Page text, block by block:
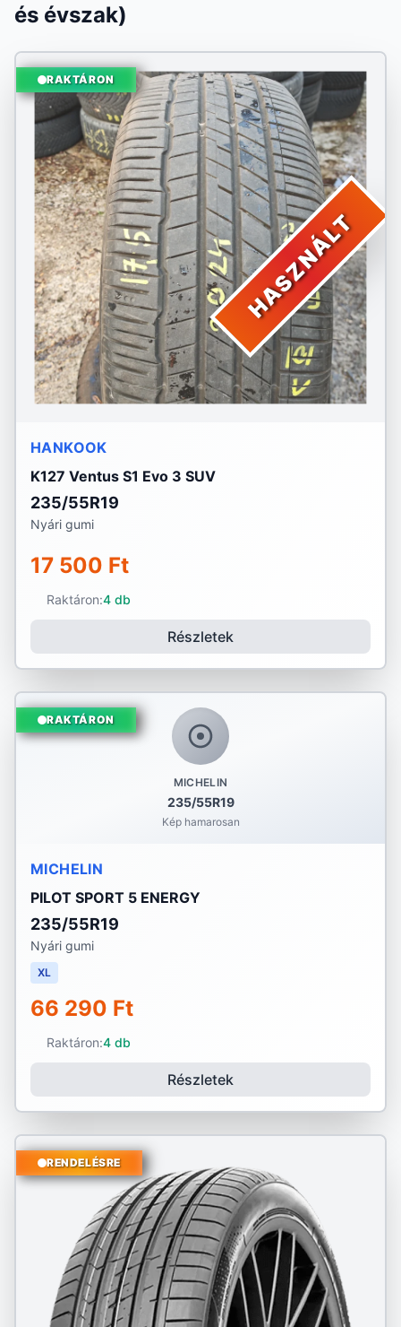
és évszak)
HASZNÁLT
RAKTÁRON
HANKOOK
K127 Ventus S1 Evo 3 SUV
235/55R19
Nyári gumi
17 500 Ft
Raktáron:4 db
Részletek
MICHELIN
235/55R19
Kép hamarosan
RAKTÁRON
MICHELIN
PILOT SPORT 5 ENERGY
235/55R19
Nyári gumi
XL
66 290 Ft
Raktáron:4 db
Részletek
RENDELÉSRE